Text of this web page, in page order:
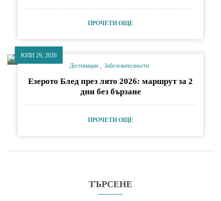
ТЪРСЕНЕ
ПРОЧЕТИ ОЩЕ
ЮЛИ 29, 2026
Дестинации
Забележителности
Езерото Блед през лято 2026: маршрут за 2
дни без бързане
ПРОЧЕТИ ОЩЕ